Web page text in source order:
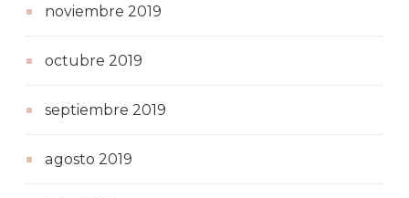
noviembre 2019
octubre 2019
septiembre 2019
agosto 2019